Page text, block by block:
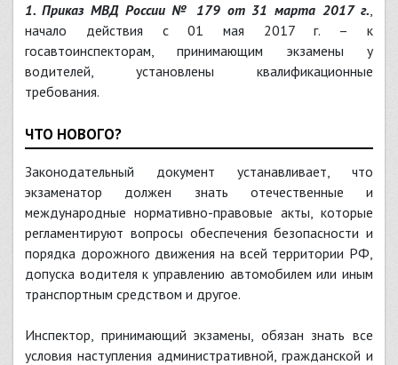
1. Приказ МВД России № 179 от 31 марта 2017 г.,
начало действия с 01 мая 2017 г. – к
госавтоинспекторам, принимающим экзамены у
водителей, установлены квалификационные
требования.
ЧТО НОВОГО?
Законодательный документ устанавливает, что
экзаменатор должен знать отечественные и
международные нормативно-правовые акты, которые
регламентируют вопросы обеспечения безопасности и
порядка дорожного движения на всей территории РФ,
допуска водителя к управлению автомобилем или иным
транспортным средством и другое.
Инспектор, принимающий экзамены, обязан знать все
условия наступления административной, гражданской и